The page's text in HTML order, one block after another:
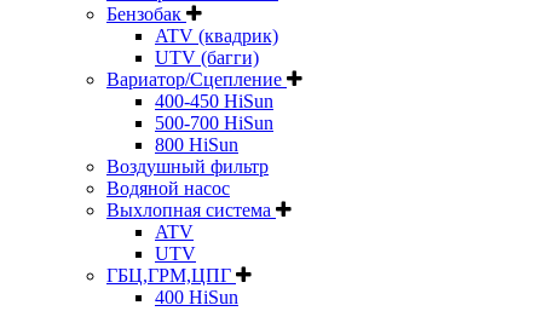
Бензобак
ATV (квадрик)
UTV (багги)
Вариатор/Сцепление
400-450 HiSun
500-700 HiSun
800 HiSun
Воздушный фильтр
Водяной насос
Выхлопная система
ATV
UTV
ГБЦ,ГРМ,ЦПГ
400 HiSun